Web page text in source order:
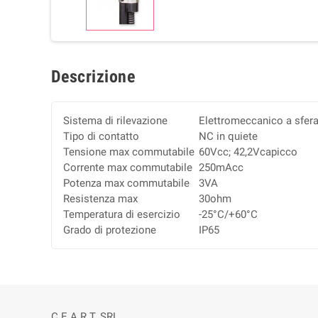
Descrizione
Sistema di rilevazione
Elettromeccanico a sfera
Tipo di contatto
NC in quiete
Tensione max commutabile 60Vcc; 42,2Vcapicco
Corrente max commutabile 250mAcc
Potenza max commutabile
3VA
Resistenza max
30ohm
Temperatura di esercizio
-25°C/+60°C
Grado di protezione
IP65